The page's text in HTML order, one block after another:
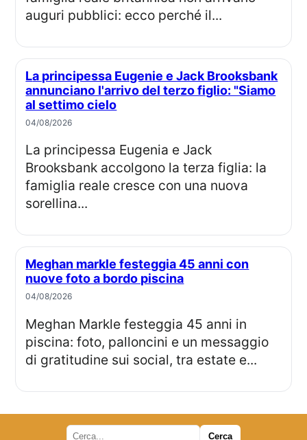
auguri pubblici: ecco perché il...
La principessa Eugenie e Jack Brooksbank
annunciano l'arrivo del terzo figlio: "Siamo
al settimo cielo
04/08/2026
La principessa Eugenia e Jack
Brooksbank accolgono la terza figlia: la
famiglia reale cresce con una nuova
sorellina...
Meghan markle festeggia 45 anni con
nuove foto a bordo piscina
04/08/2026
Meghan Markle festeggia 45 anni in
piscina: foto, palloncini e un messaggio
di gratitudine sui social, tra estate e...